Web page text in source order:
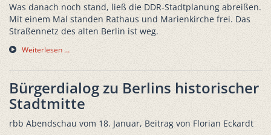
Was danach noch stand, ließ die DDR-Stadtplanung abreißen.
Mit einem Mal standen Rathaus und Marienkirche frei. Das
Straßennetz des alten Berlin ist weg.
Weiterlesen …
Bürgerdialog zu Berlins historischer
Stadtmitte
rbb Abendschau vom 18. Januar, Beitrag von Florian Eckardt